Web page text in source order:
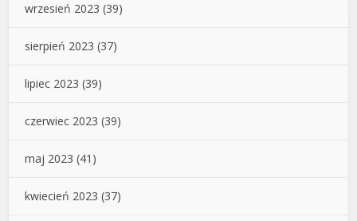
wrzesień 2023 (39)
sierpień 2023 (37)
lipiec 2023 (39)
czerwiec 2023 (39)
maj 2023 (41)
kwiecień 2023 (37)